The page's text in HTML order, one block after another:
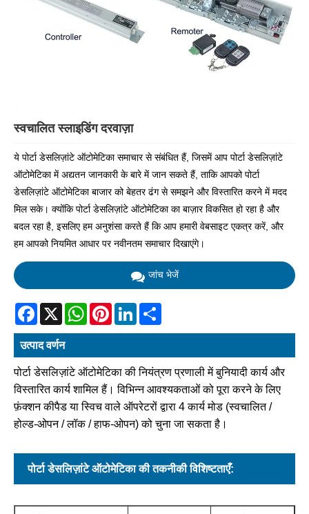
स्वचालित स्लाइडिंग दरवाज़ा
ये पोर्टा डेसलिज़ांटे ऑटोमेटिका समाचार से संबंधित हैं, जिसमें आप पोर्टा डेसलिज़ांटे
ऑटोमेटिका में अद्यतन जानकारी के बारे में जान सकते हैं, ताकि आपको पोर्टा
डेसलिज़ांटे ऑटोमेटिका बाजार को बेहतर ढंग से समझने और विस्तारित करने में मदद
मिल सके। क्योंकि पोर्टा डेसलिज़ांटे ऑटोमेटिका का बाज़ार विकसित हो रहा है और
बदल रहा है, इसलिए हम अनुशंसा करते हैं कि आप हमारी वेबसाइट एकत्र करें, और
हम आपको नियमित आधार पर नवीनतम समाचार दिखाएंगे।
जांच भेजें
Facebook
X WhatsAppPinterestLinkedIn
उत्पाद वर्णन
पोर्टा डेसलिज़ांटे ऑटोमेटिका की नियंत्रण प्रणाली में बुनियादी कार्य और
विस्तारित कार्य शामिल हैं। विभिन्न आवश्यकताओं को पूरा करने के लिए
फ़ंक्शन कीपैड या स्विच वाले ऑपरेटरों द्वारा 4 कार्य मोड (स्वचालित /
होल्ड-ओपन / लॉक / हाफ-ओपन) को चुना जा सकता है।
पोर्टा डेसलिज़ांटे ऑटोमेटिका की तकनीकी विशिष्टताएँ: